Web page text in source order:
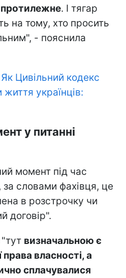
. І тягар
на тому, хто просить
- пояснила
Як Цивільний кодекс
українців:
у питанні
момент під час
за словами фахівця, це
в розстрочку чи
договір".
визначальною є
права власності, а
сплачувалися